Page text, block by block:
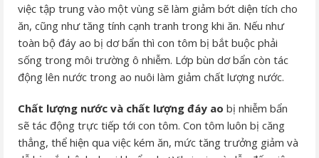
việc tập trung vào một vùng sẽ làm giảm bớt diện tích cho
ăn, cũng như tăng tính cạnh tranh trong khi ăn. Nếu như
toàn bộ đáy ao bị dơ bẩn thì con tôm bị bắt buộc phải
sống trong môi trường ô nhiễm. Lớp bùn dơ bẩn còn tác
động lên nước trong ao nuôi làm giảm chất lượng nước.
Chất lượng nước và chất lượng đáy ao bị nhiễm bẩn
sẽ tác động trực tiếp tới con tôm. Con tôm luôn bị căng
thẳng, thể hiện qua việc kém ăn, mức tăng trưởng giảm và